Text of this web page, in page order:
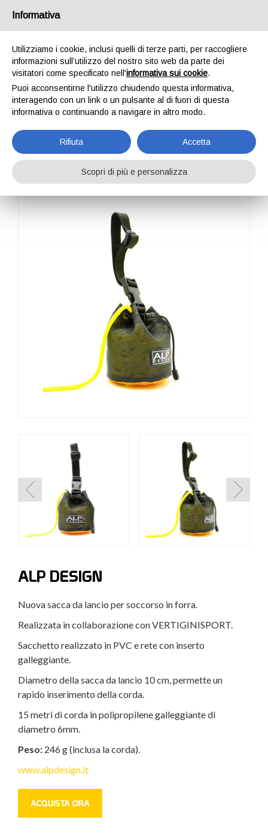
ALP DESIGN
MINI CHANCE
ALP DESIGN
Nuova sacca da lancio per soccorso in forra.
Realizzata in collaborazione con VERTIGINISPORT.
Sacchetto realizzato in PVC e rete con inserto
galleggiante.
Diametro della sacca da lancio 10 cm, permette un
rapido inserimento della corda.
15 metri di corda in polipropilene galleggiante di
diametro 6mm.
Peso: 246 g (inclusa la corda).
www.alpdesign.it
ACQUISTA ORA
Informativa
Utilizziamo i cookie, inclusi quelli di terze parti, per raccogliere
informazioni sull’utilizzo del nostro sito web da parte dei
visitatori come specificato nell'informativa sui cookie.
Puoi acconsentirne l'utilizzo chiudendo questa informativa,
interagendo con un link o un pulsante al di fuori di questa
informativa o continuando a navigare in altro modo.
Rifiuta Accetta
Scopri di più e personalizza